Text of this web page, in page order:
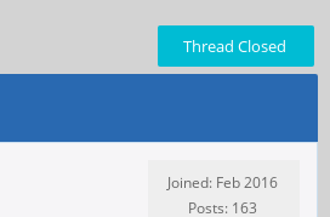
Thread Closed
Joined: Feb 2016
Posts: 163